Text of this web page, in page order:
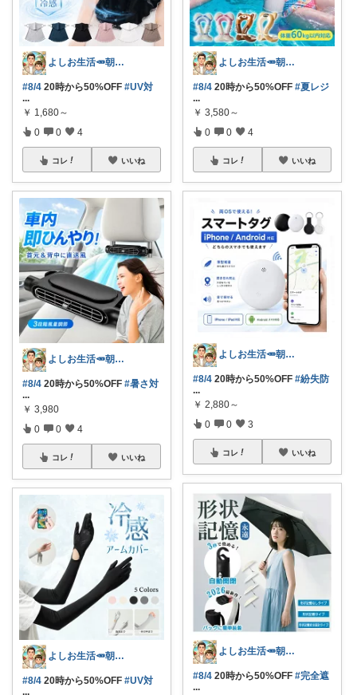
よしお生活🥕朝6時頃コレ👟
#8/4 20時から50%OFF #UV対
...
￥ 1,680～
0 0 4
コレ いいね
よしお生活🥕朝6時頃コレ👟
#8/4 20時から50%OFF #暑さ対
...
￥ 3,980
0 0 4
コレ いいね
よしお生活🥕朝6時頃コレ👟
#8/4 20時から50%OFF #UV対
...
よしお生活🥕朝6時頃コレ👟
#8/4 20時から50%OFF #夏レジ
...
￥ 3,580～
0 0 4
コレ いいね
よしお生活🥕朝6時頃コレ👟
#8/4 20時から50%OFF #紛失防
...
￥ 2,880～
0 0 3
コレ いいね
よしお生活🥕朝6時頃コレ👟
#8/4 20時から50%OFF #完全遮
...